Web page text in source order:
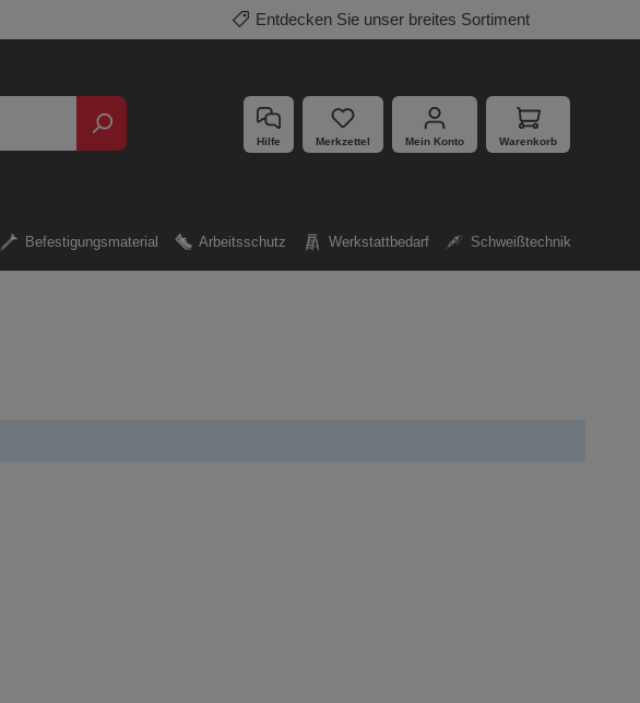
Entdecken Sie unser breites Sortiment
Hilfe Merkzettel Mein Konto Warenkorb
Befestigungsmaterial Arbeitsschutz Werkstattbedarf Schweißtechnik